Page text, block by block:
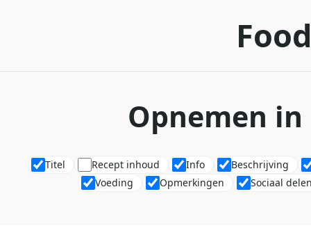
Opnemen
Titel Recept inhoud Info
Beschrijving
Voeding
Opmerkingen Sociaal